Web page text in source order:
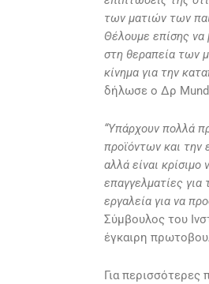
των ματιών των
Θέλουμε επίσης να
στη θεραπεία των
κίνημα για την
δήλωσε ο Δρ
“Υπάρχουν πολλά
προϊόντων και την
αλλά είναι
επαγγελματίες για
εργαλεία για να
Σύμβουλος του
έγκαιρη
Για περισσότερες